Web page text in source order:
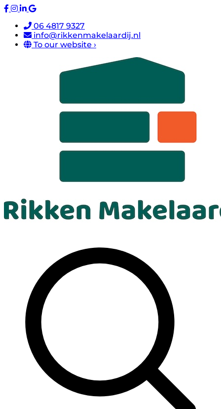
06 4817 9327
info@rikkenmakelaardij.nl
To our website ›